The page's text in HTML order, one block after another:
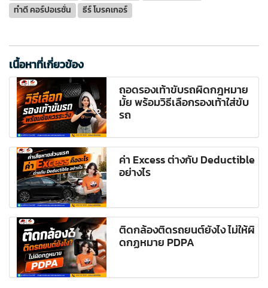
ทำดี คอร์ปอเรชั่น
ธีร์ โบรคเกอร์
เนื้อหาที่เกี่ยวข้อง
ถอดรองเท้าขับรถผิดกฎหมาย
มั้ย พร้อมวิธีเลือกรองเท้าใส่ขับ
รถ
ค่า Excess ต่างกับ Deductible
อย่างไร
ติดกล้องติดรถยนต์ยังไง ไม่ให้ผิ
ดกฏหมาย PDPA